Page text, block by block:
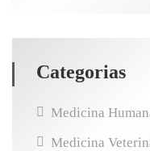
Categorias
Medicina
Medicina